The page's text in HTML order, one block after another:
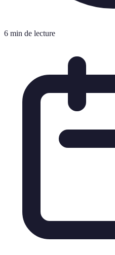
6 min de lecture